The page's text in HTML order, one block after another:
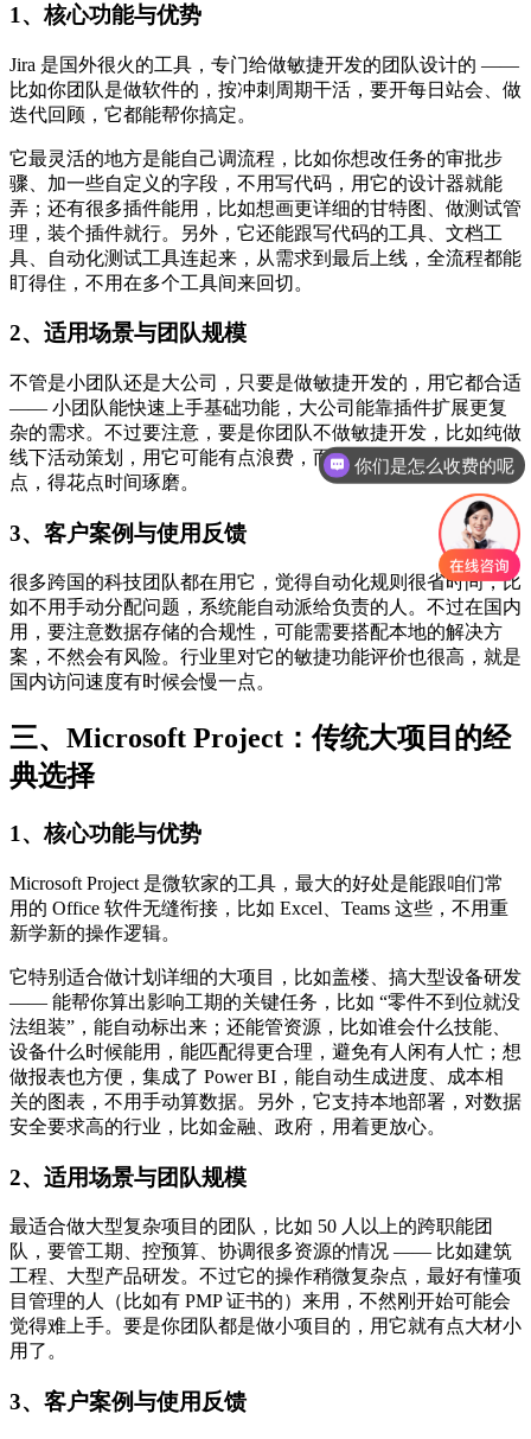
1、核心功能与优势
Jira 是国外很火的工具，专门给做敏捷开发的团队设计的 ——
比如你团队是做软件的，按冲刺周期干活，要开每日站会、做
迭代回顾，它都能帮你搞定。
它最灵活的地方是能自己调流程，比如你想改任务的审批步
骤、加一些自定义的字段，不用写代码，用它的设计器就能
弄；还有很多插件能用，比如想画更详细的甘特图、做测试管
理，装个插件就行。另外，它还能跟写代码的工具、文档工
具、自动化测试工具连起来，从需求到最后上线，全流程都能
盯得住，不用在多个工具间来回切。
2、适用场景与团队规模
不管是小团队还是大公司，只要是做敏捷开发的，用它都合适
—— 小团队能快速上手基础功能，大公司能靠插件扩展更复
杂的需求。不过要注意，要是你团队不做敏捷开发，比如纯做
线下活动策划，用它可能有点浪费，而且它的配置稍微复杂
点，得花点时间琢磨。
3、客户案例与使用反馈
很多跨国的科技团队都在用它，觉得自动化规则很省时间，比
如不用手动分配问题，系统能自动派给负责的人。不过在国内
用，要注意数据存储的合规性，可能需要搭配本地的解决方
案，不然会有风险。行业里对它的敏捷功能评价也很高，就是
国内访问速度有时候会慢一点。
三、Microsoft Project：传统大项目的经
典选择
1、核心功能与优势
Microsoft Project 是微软家的工具，最大的好处是能跟咱们常
用的 Office 软件无缝衔接，比如 Excel、Teams 这些，不用重
新学新的操作逻辑。
它特别适合做计划详细的大项目，比如盖楼、搞大型设备研发
—— 能帮你算出影响工期的关键任务，比如 “零件不到位就没
法组装”，能自动标出来；还能管资源，比如谁会什么技能、
设备什么时候能用，能匹配得更合理，避免有人闲有人忙；想
做报表也方便，集成了 Power BI，能自动生成进度、成本相
关的图表，不用手动算数据。另外，它支持本地部署，对数据
安全要求高的行业，比如金融、政府，用着更放心。
2、适用场景与团队规模
最适合做大型复杂项目的团队，比如 50 人以上的跨职能团
队，要管工期、控预算、协调很多资源的情况 —— 比如建筑
工程、大型产品研发。不过它的操作稍微复杂点，最好有懂项
目管理的人（比如有 PMP 证书的）来用，不然刚开始可能会
觉得难上手。要是你团队都是做小项目的，用它就有点大材小
用了。
3、客户案例与使用反馈
你们是怎么收费的呢
现在有优惠活动吗